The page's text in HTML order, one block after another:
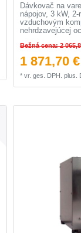
Dávkovač na
nápojov, 3 kW,
vzduchovým
nehrdzavejúcej
Bežná cena: 2
1 871,70
*vr. ges. DPH. plus.